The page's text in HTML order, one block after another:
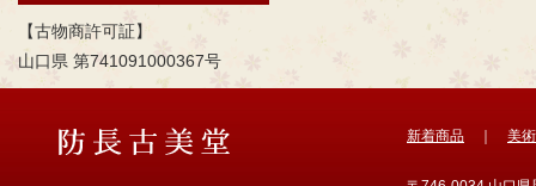
【古物商許可証】
山口県 第741091000367号
新着商品 美